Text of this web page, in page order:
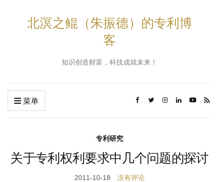
北溟之鲲（朱振德）的专利博
客
知识创造财富，科技成就未来！
菜单
专利研究
关于专利权利要求中几个问题的探讨
2011-10-18 没有评论